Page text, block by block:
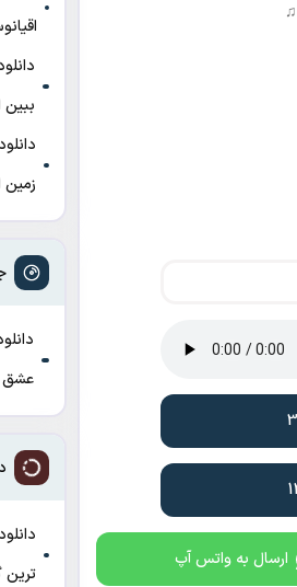
ارسال به واتس آپ
ببین
زمین
عشق
ﺗﺮﻳﻦ